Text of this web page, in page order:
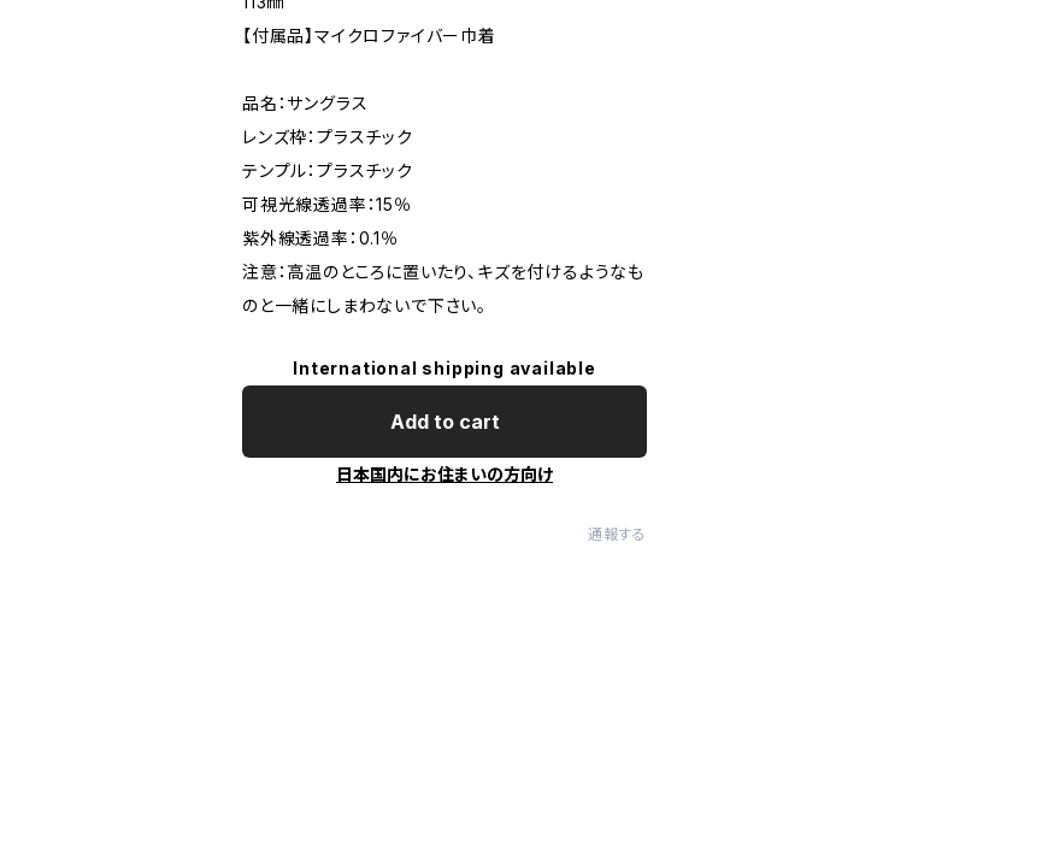
【付属品】マイクロファイバー巾着
品名：サングラス
レンズ枠：プラスチック
テンプル：プラスチック
可視光線透過率：15％
紫外線透過率：0.1％
注意：高温のところに置いたり、キズを付けるようなも
のと一緒にしまわないで下さい。
International shipping available
Add to cart
日本国内にお住まいの方向け
通報する